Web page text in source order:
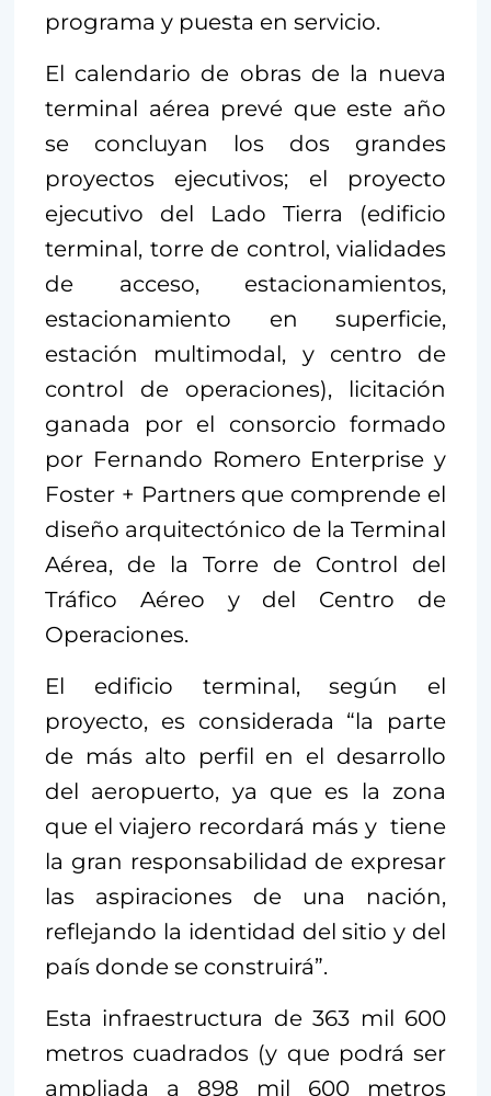
programa y puesta en servicio.
El calendario de obras de la nueva
terminal aérea prevé que este año
se concluyan los dos grandes
proyectos ejecutivos; el proyecto
ejecutivo del Lado Tierra (edificio
terminal, torre de control, vialidades
de acceso, estacionamientos,
estacionamiento en superficie,
estación multimodal, y centro de
control de operaciones), licitación
ganada por el consorcio formado
por Fernando Romero Enterprise y
Foster + Partners que comprende el
diseño arquitectónico de la Terminal
Aérea, de la Torre de Control del
Tráfico Aéreo y del Centro de
Operaciones.
El edificio terminal, según el
proyecto, es considerada “la parte
de más alto perfil en el desarrollo
del aeropuerto, ya que es la zona
que el viajero recordará más y tiene
la gran responsabilidad de expresar
las aspiraciones de una nación,
reflejando la identidad del sitio y del
país donde se construirá”.
Esta infraestructura de 363 mil 600
metros cuadrados (y que podrá ser
ampliada a 898 mil 600 metros